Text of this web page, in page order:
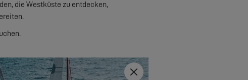
die Westküste zu entdecken,